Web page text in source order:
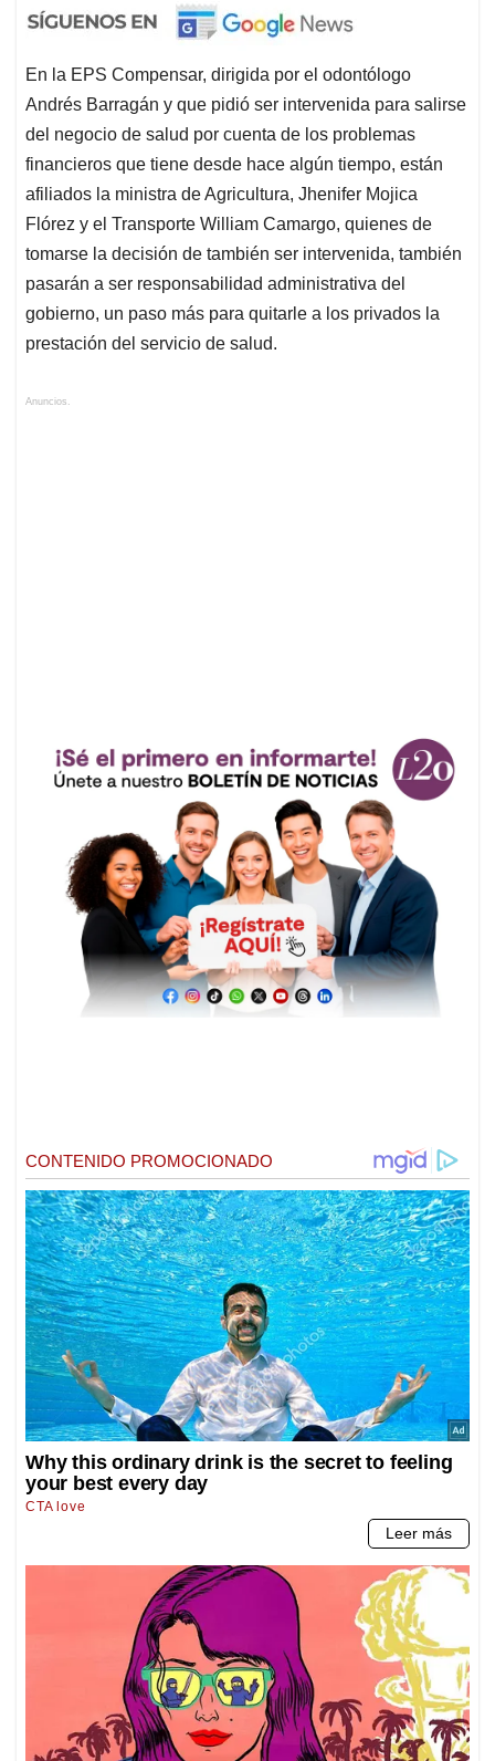
En la EPS Compensar, dirigida por el odontólogo
Andrés Barragán y que pidió ser intervenida para salirse
del negocio de salud por cuenta de los problemas
financieros que tiene desde hace algún tiempo, están
afiliados la ministra de Agricultura, Jhenifer Mojica
Flórez y el Transporte William Camargo, quienes de
tomarse la decisión de también ser intervenida, también
pasarán a ser responsabilidad administrativa del
gobierno, un paso más para quitarle a los privados la
prestación del servicio de salud.
Anuncios.